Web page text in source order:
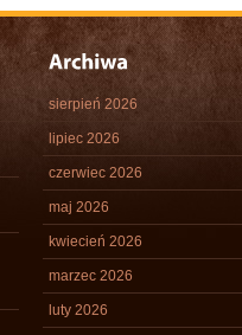
sierpień 2026
lipiec 2026
czerwiec 2026
maj 2026
kwiecień 2026
marzec 2026
luty 2026